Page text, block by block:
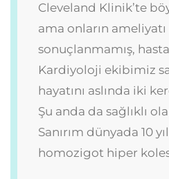
Cleveland Klinik’te
ama onların
sonuçlanmamış,
Kardiyoloji ekibimiz
hayatını aslında iki
Şu anda da sağlıklı
Sanırım dünyada 10
homozigot hiper